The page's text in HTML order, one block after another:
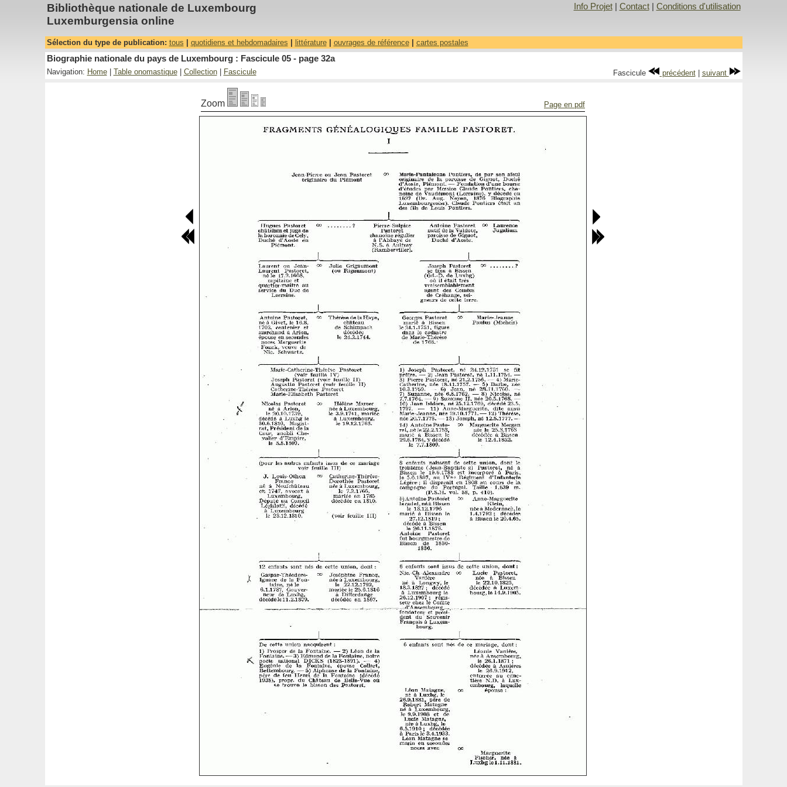
Bibliothèque nationale de Luxembourg
Luxemburgensia online
Info Projet| Contact| Conditions d'utilisation
Sélection du type de publication: tous quotidiens et hebdomadaires littérature| ouvrages de référence| cartes postales
Biographie nationale du pays de Luxembourg : Fascicule 05 - page 32a
Navigation: Home| Table onomastique| Collection| Fascicule Fascicule précédent| suivant
Zoom Page en pdf